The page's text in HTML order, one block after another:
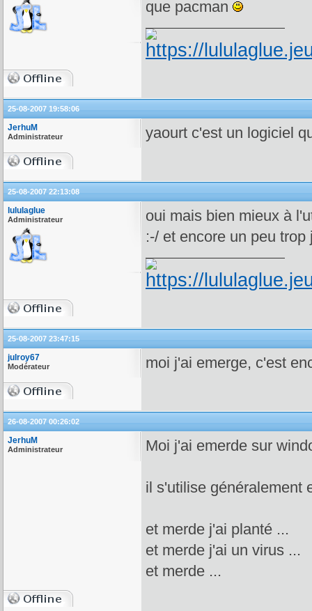
que pacman
25-08-2007 19:58:06
JerhuM
Administrateur yaourt c'est un logiciel
25-08-2007 22:13:08
lululaglue
Administrateur
oui mais bien mieux à
:-/ et encore un peu trop
25-08-2007 23:47:15
julroy67
Modérateur moi j'ai emerge, c'est
26-08-2007 00:26:02
JerhuM
Administrateur Moi j'ai emerde sur
il s'utilise généralement
et merde j'ai planté ...
et merde j'ai un virus ...
et merde ...